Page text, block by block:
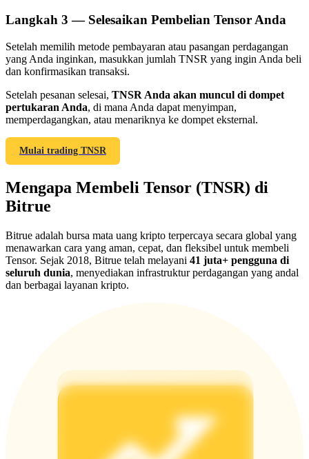
Undang teman untuk mendapatkan imbalan tunai
Deposit CASHCAT & Win
Exclusive for BitMart Users
Langkah 3 — Selesaikan Pembelian Tensor Anda
Setelah memilih metode pembayaran atau pasangan perdagangan
yang Anda inginkan, masukkan jumlah TNSR yang ingin Anda beli
dan konfirmasikan transaksi.
Setelah pesanan selesai, TNSR Anda akan muncul di dompet
pertukaran Anda, di mana Anda dapat menyimpan,
memperdagangkan, atau menariknya ke dompet eksternal.
Mulai trading TNSR
Mengapa Membeli Tensor (TNSR) di
Bitrue
Bitrue adalah bursa mata uang kripto terpercaya secara global yang
menawarkan cara yang aman, cepat, dan fleksibel untuk membeli
Tensor. Sejak 2018, Bitrue telah melayani 41 juta+ pengguna di
seluruh dunia, menyediakan infrastruktur perdagangan yang andal
dan berbagai layanan kripto.